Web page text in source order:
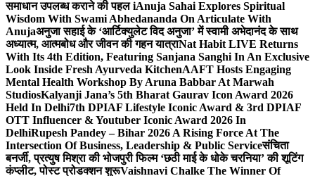
समाधान उपलब्ध कराने की पहल iAnuja Sahai Explores Spiritual
Wisdom With Swami Abhedananda On Articulate With
Anujaअनुजा सहाई के ‘आर्टिक्युलेट विद अनुजा’ में स्वामी अभेदानंद के साथ
अध्यात्म, आत्मबोध और जीवन की गहन यात्राNat Habit LIVE Returns
With Its 4th Edition, Featuring Sanjana Sanghi In An Exclusive
Look Inside Fresh Ayurveda KitchenAAFT Hosts Engaging
Mental Health Workshop By Aruna Babbar At Marwah
StudiosKalyanji Jana’s 5th Bharat Gaurav Icon Award 2026
Held In Delhi7th DPIAF Lifestyle Iconic Award & 3rd DPIAF
OTT Influencer & Youtuber Iconic Award 2026 In
DelhiRupesh Pandey – Bihar 2026 A Rising Force At The
Intersection Of Business, Leadership & Public Serviceसंचिता
बनर्जी, प्रत्युष मिश्रा की भोजपुरी फिल्म ‘छठी माई के धोके चरनिया’ की शूटिंग
कंप्लीट, पोस्ट प्रोडक्शन शुरूVaishnavi Chalke The Winner Of